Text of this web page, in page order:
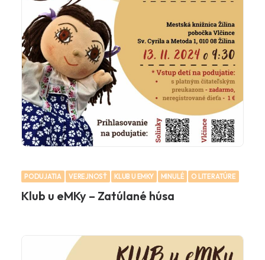
PODUJATIA VEREJNOSŤ KLUB U EMKY MINULÉ O LITERATÚRE
Klub u eMKy – Zatúlané húsa